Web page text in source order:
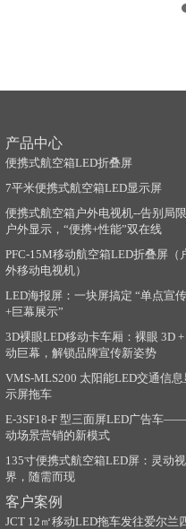
产品中心
便携式航空箱LED折叠屏
7平米便携式航空箱LED显示屏
便携式航空箱户外电视机--告别局限
户外显示，“便携+性能”双在线
PFC-15M移动航空箱LED折叠屏（
外移动电视机）
LED海报屏：一块屏搞定 “单点宣传
+巨幕展示”
3D裸眼LED移动卡车厢：裸眼 3D
动巨幕，解锁品牌宣传新姿势
VMS-MLS200 太阳能LED交通信息
示屏拖车
E-3SF18-F 型三面屏LED广告车
动场景营销的新模式
135寸便携式航空箱LED屏：灵动视
界，随需而现
客户案例
JCT 12㎡移动LED拖车发往爱尔兰